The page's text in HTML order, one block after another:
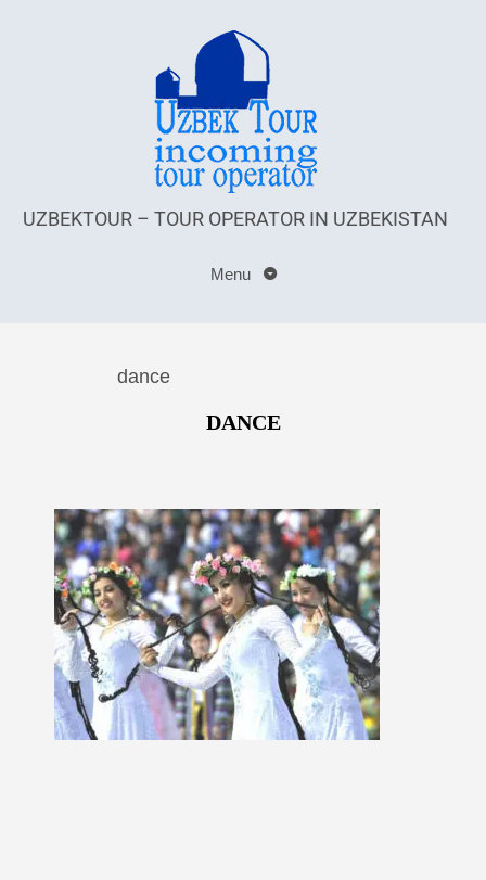
UZBEKTOUR – TOUR OPERATOR IN UZBEKISTAN
Menu
dance
DANCE